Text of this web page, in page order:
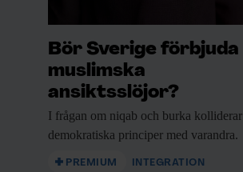
Bör Sverige förbjuda
muslimska
ansiktsslöjor?
I frågan om niqab och burka kolliderar
demokratiska principer med varandra.
PREMIUM INTEGRATION